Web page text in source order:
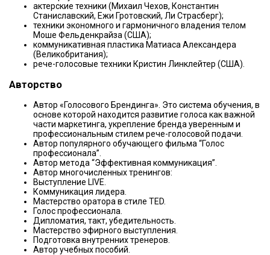
актерские техники (Михаил Чехов, Константин
Станиславский, Ежи Гротовский, Ли Страсберг);
техники экономного и гармоничного владения телом
Моше Фельденкрайза (США);
коммуникативная пластика Матиаса Александера
(Великобритания);
рече-голосовые техники Кристин Линклейтер (США).
Авторство
Автор «Голосового Брендинга». Это система обучения, в
основе которой находится развитие голоса как важной
части маркетинга, укрепление бренда уверенным и
профессиональным стилем рече-голосовой подачи.
Автор популярного обучающего фильма “Голос
профессионала”.
Автор метода “Эффективная коммуникация”.
Автор многочисленных тренингов:
Выступление LIVE.
Коммуникация лидера.
Мастерство оратора в стиле TED.
Голос профессионала.
Дипломатия, такт, убедительность.
Мастерство эфирного выступления.
Подготовка внутренних тренеров.
Автор учебных пособий.